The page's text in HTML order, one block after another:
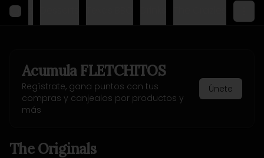
Kids
AcumulaFLETCHITOS
Regístrate, gana puntos con tus
compras y canjealos por productos y
más
Únete
The Originals